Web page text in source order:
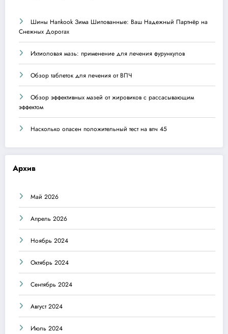
Шины Hankook Зима Шипованные: Ваш Надежный Партнёр на
Снежных Дорогах
Ихтиоловая мазь: применение для лечения фурункулов
Обзор таблеток для лечения от ВПЧ
Обзор эффективных мазей от жировиков с рассасывающим
эффектом
Насколько опасен положительный тест на впч 45
Архив
Май 2026
Апрель 2026
Ноябрь 2024
Октябрь 2024
Сентябрь 2024
Август 2024
Июль 2024